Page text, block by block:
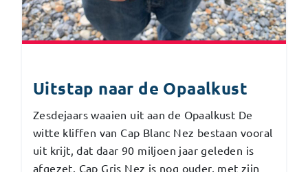
Uitstap naar de Opaalkust
Zesdejaars waaien uit aan de Opaalkust De
witte kliffen van Cap Blanc Nez bestaan vooral
uit krijt, dat daar 90 miljoen jaar geleden is
afgezet. Cap Gris Nez is nog ouder, met zijn